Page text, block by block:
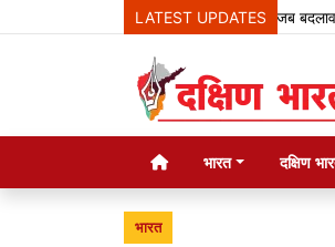
LATEST UPDATES
जब बदलाव का दौर
भारत दक्षिण
भारत